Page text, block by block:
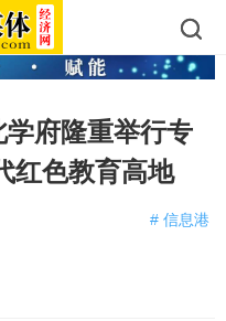
府隆重举行专
红色教育高地
# 信息港